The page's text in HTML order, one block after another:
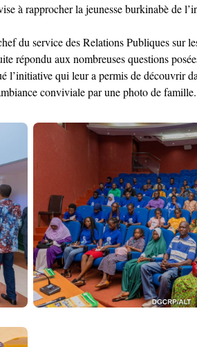
à rapprocher la jeunesse burkinabè de
du service des Relations Publiques sur
répondu aux nombreuses questions
l’initiative qui leur a permis de découvrir
conviviale par une photo de famille.